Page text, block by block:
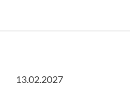
13.02.2027